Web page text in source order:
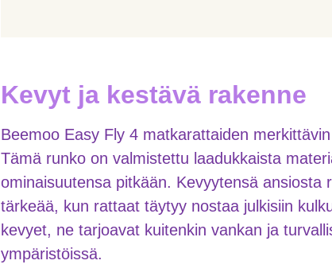
Kevyt ja kestävä rakenne
Beemoo Easy Fly 4 matkarattaiden
Tämä runko on valmistettu laadukkaista
ominaisuutensa pitkään. Kevyytensä
tärkeää, kun rattaat täytyy nostaa julkisiin
kevyet, ne tarjoavat kuitenkin vankan ja
ympäristöissä.